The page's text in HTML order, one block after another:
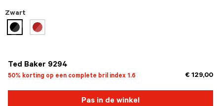
Ted Baker 9294
50% korting op een complete bril index 1.6 € 129,00
Zwart
geselecteerd
Pas in de winkel